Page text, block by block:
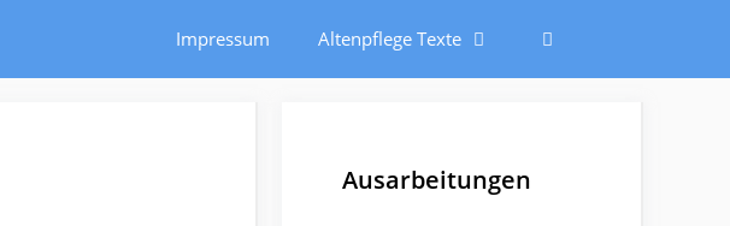
Impressum Altenpflege Texte
Ausarbeitungen